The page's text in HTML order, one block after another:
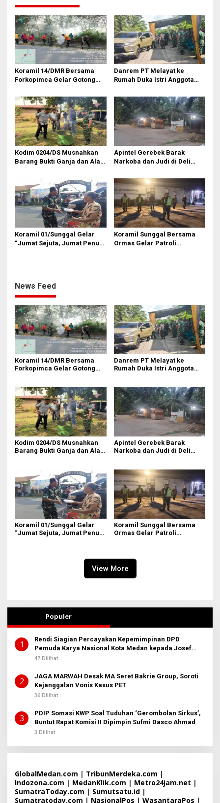
a
s
i
p
o
s
Koramil 14/DMR Bersama
Forkopimca Gelar Gotong
Danrem PT Melayat ke
Rumah Duka Istri Anggota
Kodim 0204/DS Musnahkan
Barang Bukti Ganja dan Alat
Apintel Gerebek Barak
Narkoba dan Judi di Deli
Koramil 01/Sunggal Gelar
“Jumat Sejuta, Jumat Penuh
Koramil Sunggal Bersama
Ormas Gelar Patroli
News Feed
Koramil 14/DMR Bersama
Forkopimca Gelar Gotong
Danrem PT Melayat ke
Rumah Duka Istri Anggota
Kodim 0204/DS Musnahkan
Barang Bukti Ganja dan Alat
Apintel Gerebek Barak
Narkoba dan Judi di Deli
Koramil 01/Sunggal Gelar
“Jumat Sejuta, Jumat Penuh
Koramil Sunggal Bersama
Ormas Gelar Patroli
View More
Populer
1
Rendi Siagian Percayakan Kepemimpinan DPD
Pemuda Karya Nasional Kota Medan kepada Josef
Sembiring
47 Dilihat
2
JAGA MARWAH Desak MA Seret Bakrie Group, Soroti
Kejanggalan Vonis Kasus PET
36 Dilihat
3
PDIP Somasi KWP Soal Tuduhan ‘Gerombolan Sirkus’,
Buntut Rapat Komisi II Dipimpin Sufmi Dasco Ahmad
3 Dilihat
GlobalMedan.com | TribunMerdeka.com |
Indozona.com | MedanKlik.com | Metro24jam.net |
SumatraToday.com | Sumutsatu.id |
Sumatratoday.com | NasionalPos | WasantaraPos |